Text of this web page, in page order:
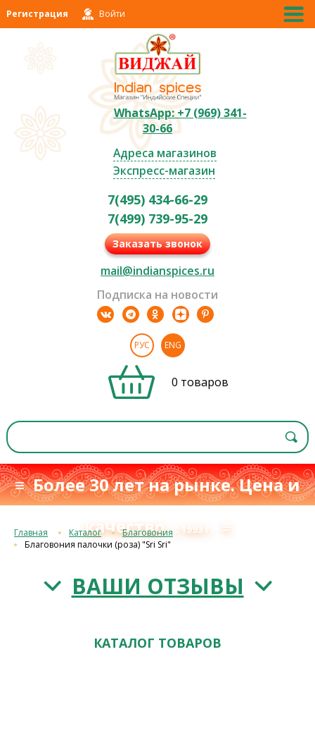
Регистрация Войти
WhatsApp: +7 (969) 341-
30-66
Адреса магазинов
Экспресс-магазин
7(495) 434-66-29
7(499) 739-95-29
Заказать звонок
mail@indianspices.ru
Подписка на новости
РУС ENG
0 товаров
≡ Более 30 лет на рынке. Цена и
качество с 1993 г. ≡
Главная Каталог
Благовония
Благовония палочки (роза) "Sri Sri"
ВАШИ ОТЗЫВЫ
КАТАЛОГ ТОВАРОВ